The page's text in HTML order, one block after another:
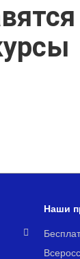
Наши